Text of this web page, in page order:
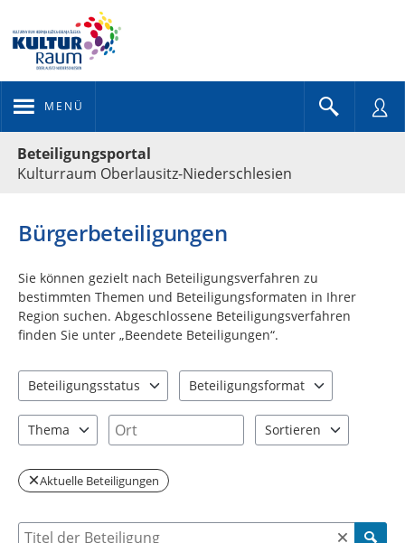
MENÜ
Beteiligungsportal
Kulturraum Oberlausitz-Niederschlesien
Bürgerbeteiligungen
Sie können gezielt nach Beteiligungsverfahren zu
bestimmten Themen und Beteiligungsformaten in Ihrer
Region suchen. Abgeschlossene Beteiligungsverfahren
finden Sie unter „Beendete Beteiligungen“.
Beteiligungsstatus
Beteiligungsformat
Thema
Ort
Sortieren
Aktuelle Beteiligungen
Suche nach Beteiligung